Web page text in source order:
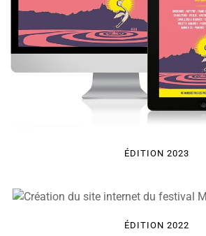
ÉDITION 2023
ÉDITION 2022